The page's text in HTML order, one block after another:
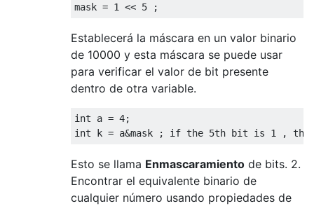
mask = 1 << 5 ;
Establecerá la máscara en un valor binario
de 10000 y esta máscara se puede usar
para verificar el valor de bit presente
dentro de otra variable.
int a = 4;
int k = a&mask ; if the 5th bit is 1 ,
Esto se llama Enmascaramiento de bits. 2.
Encontrar el equivalente binario de
cualquier número usando propiedades de